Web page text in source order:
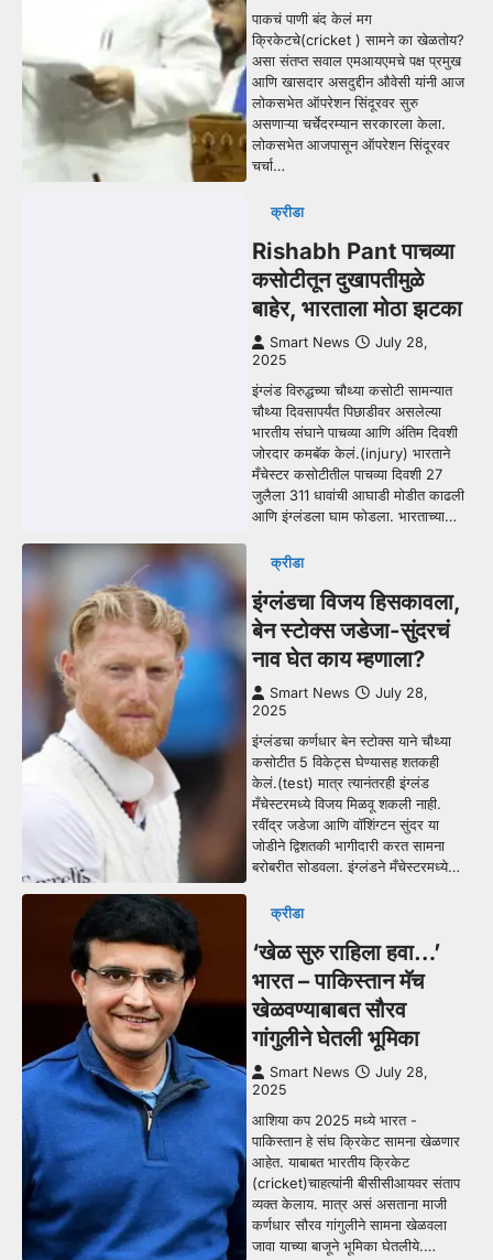
पाकचं पाणी बंद केलं मग
क्रिकेटचे(cricket ) सामने का खेळतोय?
असा संतप्त सवाल एमआयएमचे पक्ष प्रमुख
आणि खासदार असदुद्दीन औवेसी यांनी आज
लोकसभेत ऑपरेशन सिंदूरवर सुरु
असणाऱ्या चर्चेदरम्यान सरकारला केला.
लोकसभेत आजपासून ऑपरेशन सिंदूरवर
चर्चा…
क्रीडा
Rishabh Pant पाचव्या
कसोटीतून दुखापतीमुळे
बाहेर, भारताला मोठा झटका
Smart News
July 28,
2025
इंग्लंड विरुद्धच्या चौथ्या कसोटी सामन्यात
चौथ्या दिवसापर्यंत पिछाडीवर असलेल्या
भारतीय संघाने पाचव्या आणि अंतिम दिवशी
जोरदार कमबॅक केलं.(injury) भारताने
मँचेस्टर कसोटीतील पाचव्या दिवशी 27
जुलैला 311 धावांची आघाडी मोडीत काढली
आणि इंग्लंडला घाम फोडला. भारताच्या…
क्रीडा
इंग्लंडचा विजय हिसकावला,
बेन स्टोक्स जडेजा-सुंदरचं
नाव घेत काय म्हणाला?
Smart News
July 28,
2025
इंग्लंडचा कर्णधार बेन स्टोक्स याने चौथ्या
कसोटीत 5 विकेट्स घेण्यासह शतकही
केलं.(test) मात्र त्यानंतरही इंग्लंड
मँचेस्टरमध्ये विजय मिळवू शकली नाही.
रवींद्र जडेजा आणि वॉशिंग्टन सुंदर या
जोडीने द्विशतकी भागीदारी करत सामना
बरोबरीत सोडवला. इंग्लंडने मँचेस्टरमध्ये…
क्रीडा
‘खेळ सुरु राहिला हवा…’
भारत – पाकिस्तान मॅच
खेळवण्याबाबत सौरव
गांगुलीने घेतली भूमिका
Smart News
July 28,
2025
आशिया कप 2025 मध्ये भारत -
पाकिस्तान हे संघ क्रिकेट सामना खेळणार
आहेत. याबाबत भारतीय क्रिकेट
(cricket)चाहत्यांनी बीसीसीआयवर संताप
व्यक्त केलाय. मात्र असं असताना माजी
कर्णधार सौरव गांगुलीने सामना खेळवला
जावा याच्या बाजूने भूमिका घेतलीये.…